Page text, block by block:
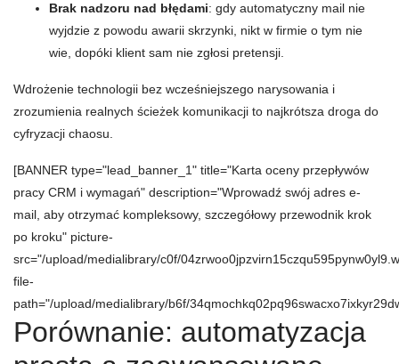
Brak nadzoru nad błędami: gdy automatyczny mail nie
wyjdzie z powodu awarii skrzynki, nikt w firmie o tym nie
wie, dopóki klient sam nie zgłosi pretensji.
Wdrożenie technologii bez wcześniejszego narysowania i
zrozumienia realnych ścieżek komunikacji to najkrótsza droga do
cyfryzacji chaosu.
[BANNER type="lead_banner_1" title="Karta oceny przepływów
pracy CRM i wymagań" description="Wprowadź swój adres e-
mail, aby otrzymać kompleksowy, szczegółowy przewodnik krok
po kroku" picture-
src="/upload/medialibrary/c0f/
file-
path="/upload/medialibrary/b6f/
Porównanie: automatyzacja